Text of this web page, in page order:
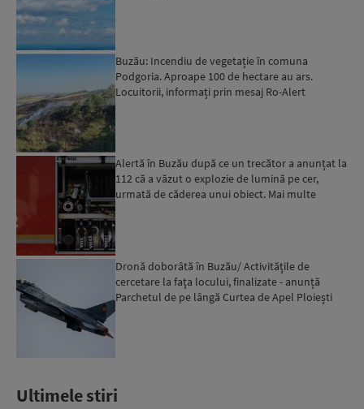
Buzău: Incendiu de vegetație în comuna
Podgoria. Aproape 100 de hectare au ars.
Locuitorii, informați prin mesaj Ro-Alert
Alertă în Buzău după ce un trecător a anunțat la
112 că a văzut o explozie de lumină pe cer,
urmată de căderea unui obiect. Mai multe
Dronă doborâtă în Buzău/ Activităţile de
cercetare la faţa locului, finalizate - anunță
Parchetul de pe lângă Curtea de Apel Ploiești
Ultimele stiri